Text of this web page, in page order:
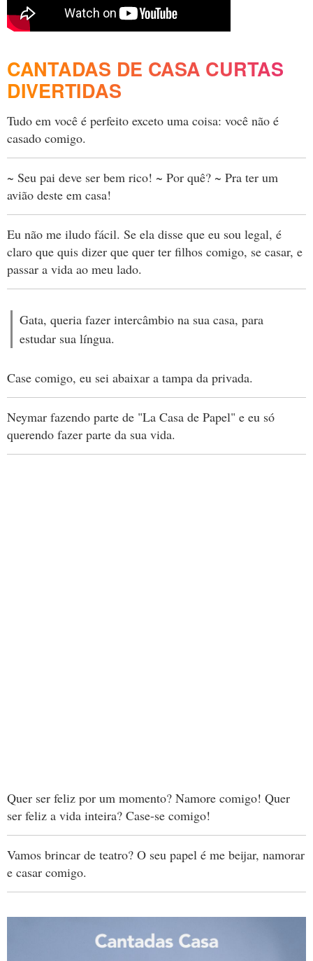
CANTADAS DE CASA CURTAS
DIVERTIDAS
Tudo em você é perfeito exceto uma coisa: você não é
casado comigo.
~ Seu pai deve ser bem rico! ~ Por quê? ~ Pra ter um
avião deste em casa!
Eu não me iludo fácil. Se ela disse que eu sou legal, é
claro que quis dizer que quer ter filhos comigo, se casar, e
passar a vida ao meu lado.
Gata, queria fazer intercâmbio na sua casa, para
estudar sua língua.
Case comigo, eu sei abaixar a tampa da privada.
Neymar fazendo parte de "La Casa de Papel" e eu só
querendo fazer parte da sua vida.
Quer ser feliz por um momento? Namore comigo! Quer
ser feliz a vida inteira? Case-se comigo!
Vamos brincar de teatro? O seu papel é me beijar, namorar
e casar comigo.